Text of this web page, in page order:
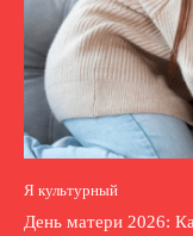
Я культурный
День матери 2026: